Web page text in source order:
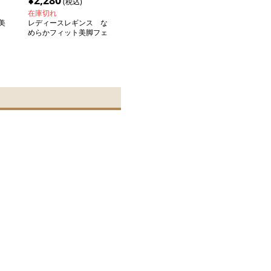
在庫切れ
レディースレギンス な
めらかフィット美脚フェ